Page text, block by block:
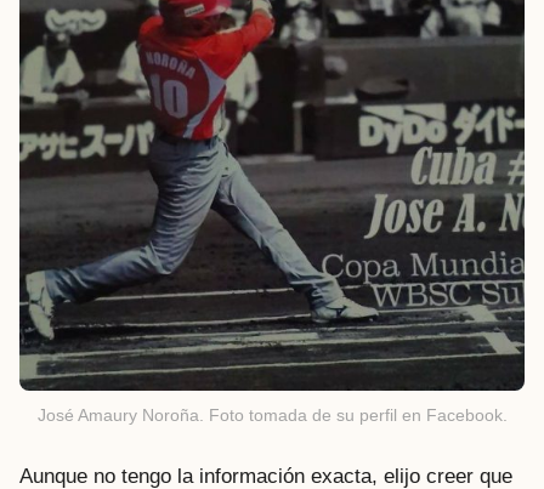
José Amaury Noroña. Foto tomada de su perfil en Facebook.
Aunque no tengo la información exacta, elijo creer que